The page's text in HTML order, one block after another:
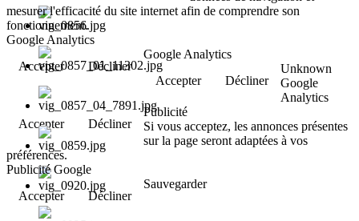
mesurer l'efficacité du site internet afin de comprendre son
fonctionnement.
Google Analytics
Accepter
Décliner
Google Analytics
Accepter
Décliner
Unknown
Google
Analytics
Accepter
Décliner
Publicité
Si vous acceptez, les annonces présentes
sur la page seront adaptées à vos
préférences.
Publicité Google
Accepter
Décliner
Sauvegarder